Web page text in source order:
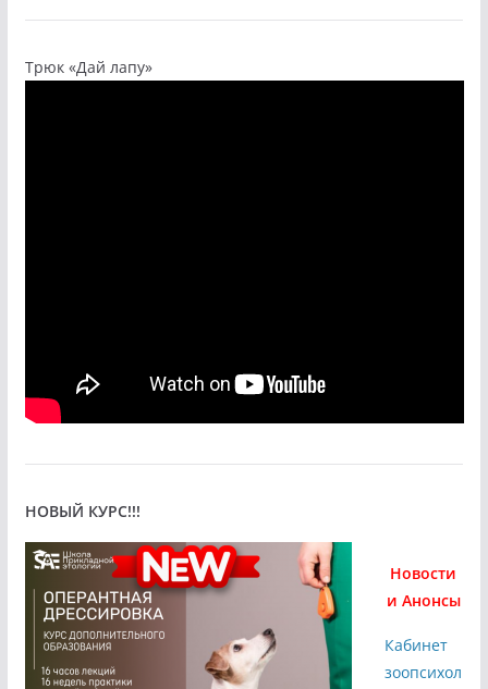
Трюк «Дай лапу»
НОВЫЙ КУРС!!!
Новости
и Анонсы
Кабинет
зоопсихол